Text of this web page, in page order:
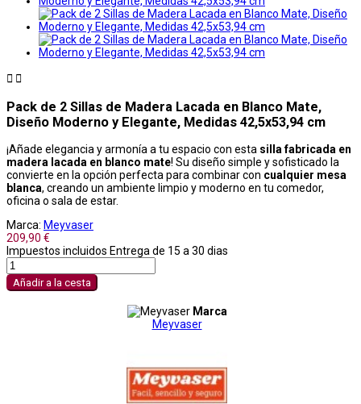
 
Pack de 2 Sillas de Madera Lacada en Blanco Mate,
Diseño Moderno y Elegante, Medidas 42,5x53,94 cm
¡Añade elegancia y armonía a tu espacio con esta silla fabricada en
madera lacada en blanco mate! Su diseño simple y sofisticado la
convierte en la opción perfecta para combinar con cualquier mesa
blanca, creando un ambiente limpio y moderno en tu comedor,
oficina o sala de estar.
Marca: Meyvaser
209,90 €
Impuestos incluidos Entrega de 15 a 30 dias
Añadir a la cesta
Marca
Meyvaser